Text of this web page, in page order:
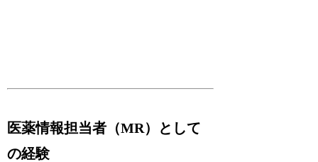
医薬情報担当者（MR）として
の経験